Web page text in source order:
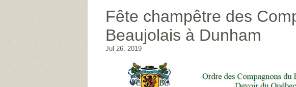
Fête champêtre des
Beaujolais à Dunham
Jul 26, 2019